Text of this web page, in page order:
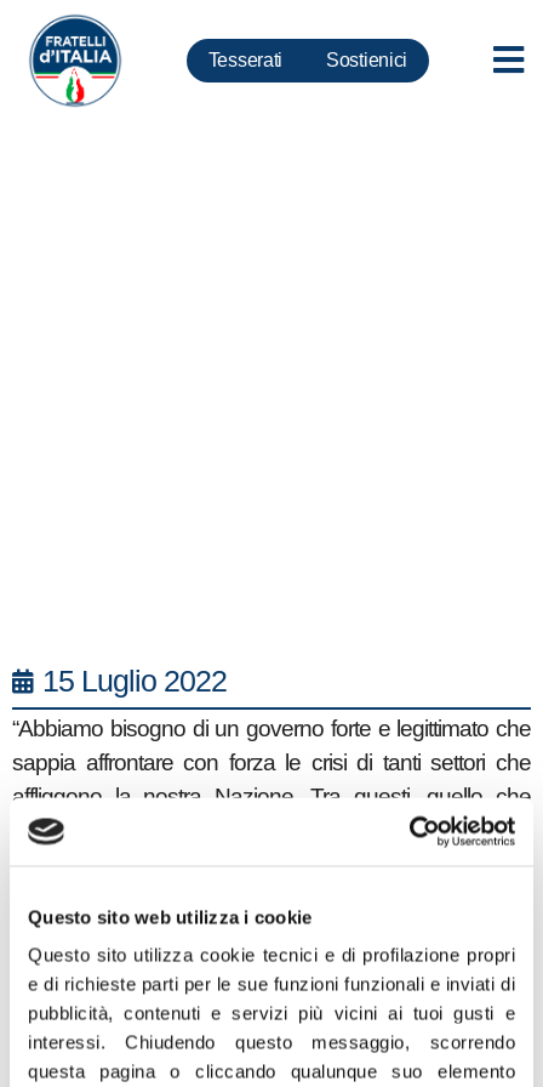
Questo sito web utilizza i cookie
Questo sito utilizza cookie tecnici e di profilazione propri
e di richieste parti per le sue funzioni funzionali e inviati di
pubblicità, contenuti e servizi più vicini ai tuoi gusti e
interessi.Chiudendo questo messaggio, scorrendo
questa pagina o cliccando qualunque suo elemento
Tesserati Sostienici
15 Luglio 2022
“Abbiamo bisogno di un governo forte e legittimato che
sappia affrontare con forza le crisi di tanti settori che
affliggono la nostra Nazione. Tra questi, quello che
richiede un immediato intervento è senza dubbio il
A dirlo in una nota il senatore di FdI Patrizio La Pietra,
capogruppo in commissione Agricoltura in Senato.
“L’ agricoltura ha bisogno di una guida forte e
determinata, un ministro che abbia una visione e un’idea